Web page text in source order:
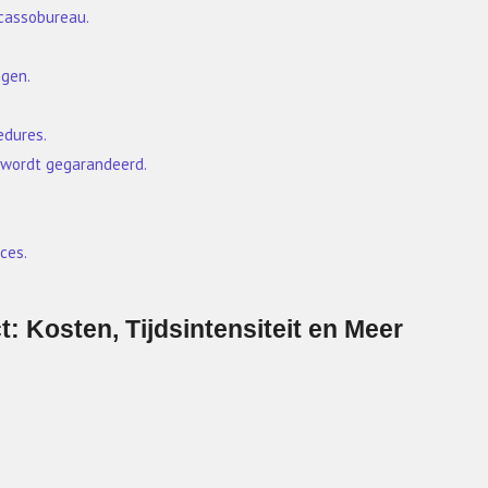
gegarandeerd.
Kosten, Tijdsintensiteit en Meer